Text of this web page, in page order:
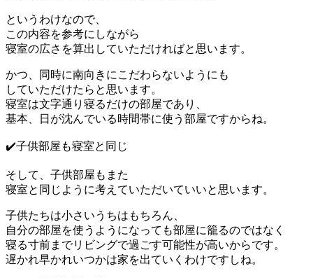
というわけなので、
この内容を参考にしながら
寝室の広さを算出していただければと思います。
かつ、同時に南向きにこだわらないようにも
していただけたらと思います。
寝室は文字通り寝るだけの部屋であり、
基本、日が沈んでいる時間帯に使う部屋ですからね。
✔️子供部屋も寝室と同じ
そして、子供部屋もまた
寝室と同じように考えていただいていいと思います。
子供たちは小さいうちはもちろん、
自分の部屋を使うようになっても部屋に籠るのではなく
寝る寸前までリビングで過ごす可能性が高いからです。
遅かれ早かれいつかは家を出ていくわけですしね。